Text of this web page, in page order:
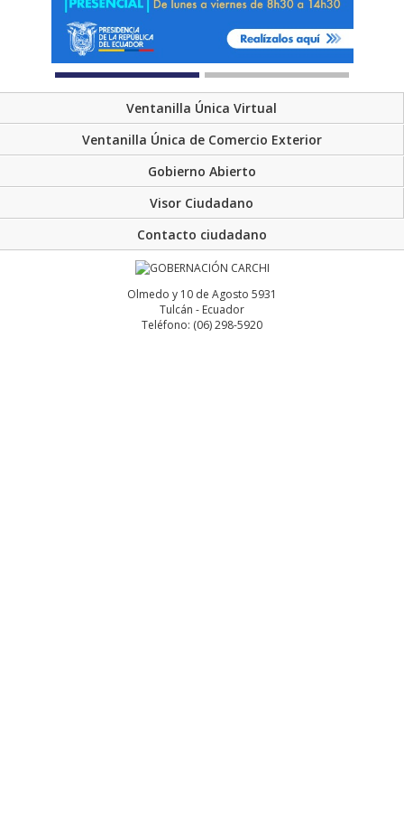
Ventanilla Única Virtual
Ventanilla Única de Comercio Exterior
Gobierno Abierto
Visor Ciudadano
Contacto ciudadano
Olmedo y 10 de Agosto 5931
Tulcán - Ecuador
Teléfono: (06) 298-5920